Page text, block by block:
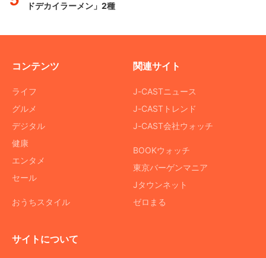
ドデカイラーメン」2種
コンテンツ
ライフ
グルメ
デジタル
健康
エンタメ
セール
おうちスタイル
関連サイト
J-CASTニュース
J-CASTトレンド
J-CAST会社ウォッチ
BOOKウォッチ
東京バーゲンマニア
Jタウンネット
ゼロまる
サイトについて